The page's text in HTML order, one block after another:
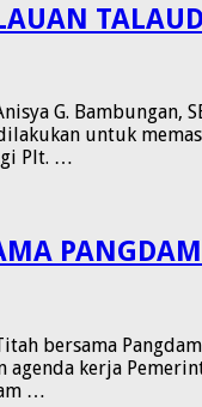
G. Bambungan,
untuk
Plt. …
bersama
kerja
…